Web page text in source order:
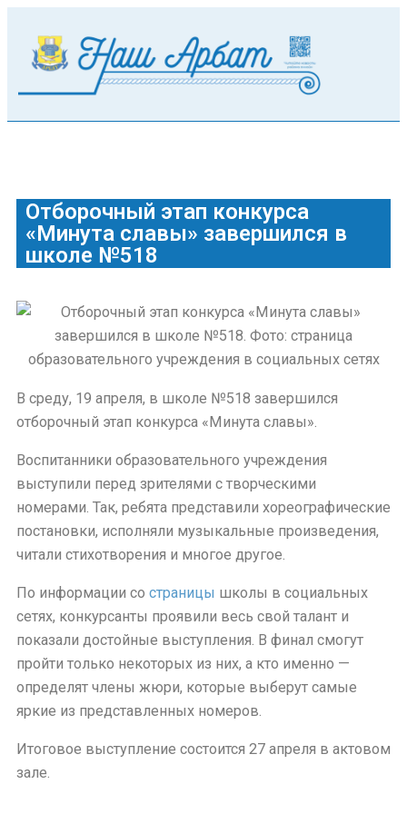
Отборочный этап конкурса
«Минута славы» завершился в
школе №518
В среду, 19 апреля, в школе №518 завершился
отборочный этап конкурса «Минута славы».
Воспитанники образовательного учреждения
выступили перед зрителями с творческими
номерами. Так, ребята представили хореографические
постановки, исполняли музыкальные произведения,
читали стихотворения и многое другое.
По информации со страницы школы в социальных
сетях, конкурсанты проявили весь свой талант и
показали достойные выступления. В финал смогут
пройти только некоторых из них, а кто именно —
определят члены жюри, которые выберут самые
яркие из представленных номеров.
Итоговое выступление состоится 27 апреля в актовом
зале.